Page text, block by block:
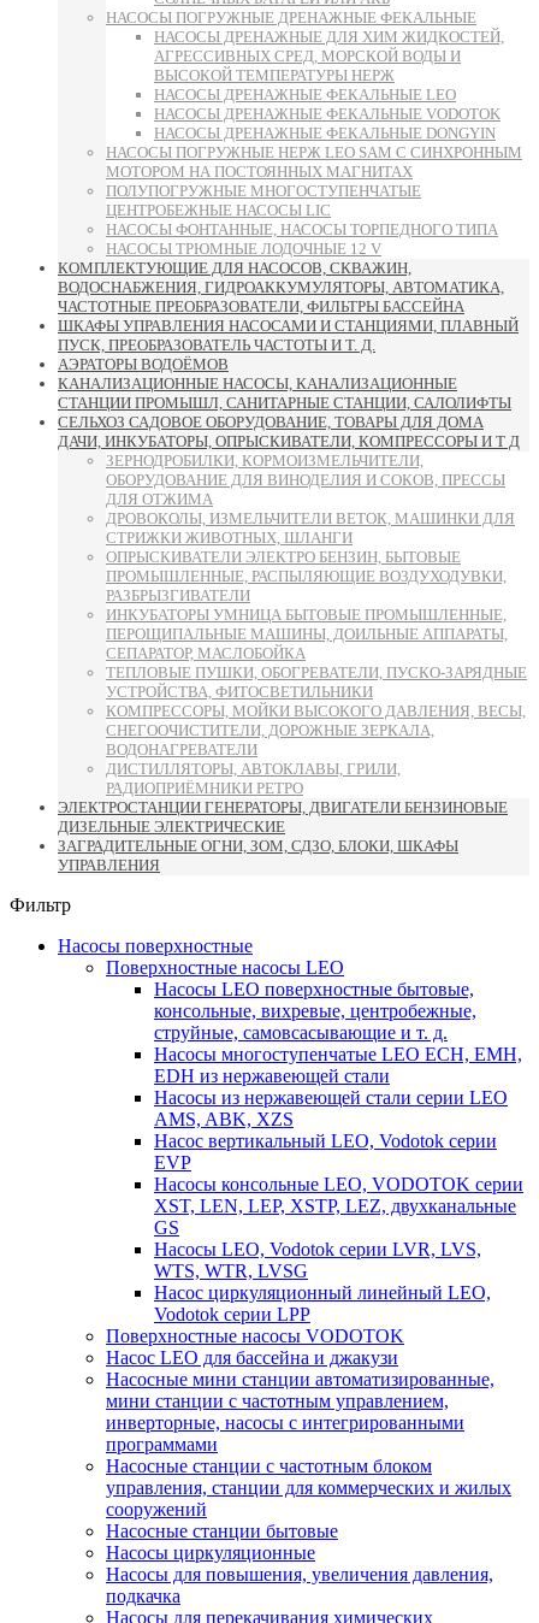
НАСОСЫ ПОГРУЖНЫЕ ДРЕНАЖНЫЕ ФЕКАЛЬНЫЕ
НАСОСЫ ДРЕНАЖНЫЕ ДЛЯ ХИМ ЖИДКОСТЕЙ,
АГРЕССИВНЫХ СРЕД, МОРСКОЙ ВОДЫ И
ВЫСОКОЙ ТЕМПЕРАТУРЫ НЕРЖ
НАСОСЫ ДРЕНАЖНЫЕ ФЕКАЛЬНЫЕ LEO
НАСОСЫ ДРЕНАЖНЫЕ ФЕКАЛЬНЫЕ VODOTOK
НАСОСЫ ДРЕНАЖНЫЕ ФЕКАЛЬНЫЕ DONGYIN
НАСОСЫ ПОГРУЖНЫЕ НЕРЖ LEO SAM С СИНХРОННЫМ
МОТОРОМ НА ПОСТОЯННЫХ МАГНИТАХ
ПОЛУПОГРУЖНЫЕ МНОГОСТУПЕНЧАТЫЕ
ЦЕНТРОБЕЖНЫЕ НАСОСЫ LIC
НАСОСЫ ФОНТАННЫЕ, НАСОСЫ ТОРПЕДНОГО ТИПА
НАСОСЫ ТРЮМНЫЕ ЛОДОЧНЫЕ 12 V
КОМПЛЕКТУЮЩИЕ ДЛЯ НАСОСОВ, СКВАЖИН,
ВОДОСНАБЖЕНИЯ, ГИДРОАККУМУЛЯТОРЫ, АВТОМАТИКА,
ЧАСТОТНЫЕ ПРЕОБРАЗОВАТЕЛИ, ФИЛЬТРЫ БАССЕЙНА
ШКАФЫ УПРАВЛЕНИЯ НАСОСАМИ И СТАНЦИЯМИ, ПЛАВНЫЙ
ПУСК, ПРЕОБРАЗОВАТЕЛЬ ЧАСТОТЫ И Т. Д.
АЭРАТОРЫ ВОДОЁМОВ
КАНАЛИЗАЦИОННЫЕ НАСОСЫ, КАНАЛИЗАЦИОННЫЕ
СТАНЦИИ ПРОМЫШЛ, САНИТАРНЫЕ СТАНЦИИ, САЛОЛИФТЫ
СЕЛЬХОЗ САДОВОЕ ОБОРУДОВАНИЕ, ТОВАРЫ ДЛЯ ДОМА
ДАЧИ, ИНКУБАТОРЫ, ОПРЫСКИВАТЕЛИ, КОМПРЕССОРЫ И Т Д
ЗЕРНОДРОБИЛКИ, КОРМОИЗМЕЛЬЧИТЕЛИ,
ОБОРУДОВАНИЕ ДЛЯ ВИНОДЕЛИЯ И СОКОВ, ПРЕССЫ
ДЛЯ ОТЖИМА
ДРОВОКОЛЫ, ИЗМЕЛЬЧИТЕЛИ ВЕТОК, МАШИНКИ ДЛЯ
СТРИЖКИ ЖИВОТНЫХ, ШЛАНГИ
ОПРЫСКИВАТЕЛИ ЭЛЕКТРО БЕНЗИН, БЫТОВЫЕ
ПРОМЫШЛЕННЫЕ, РАСПЫЛЯЮЩИЕ ВОЗДУХОДУВКИ,
РАЗБРЫЗГИВАТЕЛИ
ИНКУБАТОРЫ УМНИЦА БЫТОВЫЕ ПРОМЫШЛЕННЫЕ,
ПЕРОЩИПАЛЬНЫЕ МАШИНЫ, ДОИЛЬНЫЕ АППАРАТЫ,
СЕПАРАТОР, МАСЛОБОЙКА
ТЕПЛОВЫЕ ПУШКИ, ОБОГРЕВАТЕЛИ, ПУСКО-ЗАРЯДНЫЕ
УСТРОЙСТВА, ФИТОСВЕТИЛЬНИКИ
КОМПРЕССОРЫ, МОЙКИ ВЫСОКОГО ДАВЛЕНИЯ, ВЕСЫ,
СНЕГООЧИСТИТЕЛИ, ДОРОЖНЫЕ ЗЕРКАЛА,
ВОДОНАГРЕВАТЕЛИ
ДИСТИЛЛЯТОРЫ, АВТОКЛАВЫ, ГРИЛИ,
РАДИОПРИЁМНИКИ РЕТРО
ЭЛЕКТРОСТАНЦИИ ГЕНЕРАТОРЫ, ДВИГАТЕЛИ БЕНЗИНОВЫЕ
ДИЗЕЛЬНЫЕ ЭЛЕКТРИЧЕСКИЕ
ЗАГРАДИТЕЛЬНЫЕ ОГНИ, ЗОМ, СДЗО, БЛОКИ, ШКАФЫ
УПРАВЛЕНИЯ
Фильтр
Насосы поверхностные
Поверхностные насосы LEO
Насосы LEO поверхностные бытовые,
консольные, вихревые, центробежные,
струйные, самовсасывающие и т. д.
Насосы многоступенчатые LEO ECH, EMH,
EDH из нержавеющей стали
Насосы из нержавеющей стали серии LEO
AMS, ABK, XZS
Насос вертикальный LEO, Vodotok серии
EVP
Насосы консольные LEO, VODOTOK серии
XST, LEN, LEP, XSTP, LEZ, двухканальные
GS
Насосы LEO, Vodotok серии LVR, LVS,
WTS, WTR, LVSG
Насос циркуляционный линейный LEO,
Vodotok серии LPP
Поверхностные насосы VODOTOK
Насос LEO для бассейна и джакузи
Насосные мини станции автоматизированные,
мини станции с частотным управлением,
инверторные, насосы с интегрированными
программами
Насосные станции с частотным блоком
управления, станции для коммерческих и жилых
сооружений
Насосные станции бытовые
Насосы циркуляционные
Насосы для повышения, увеличения давления,
подкачка
Насосы для перекачивания химических